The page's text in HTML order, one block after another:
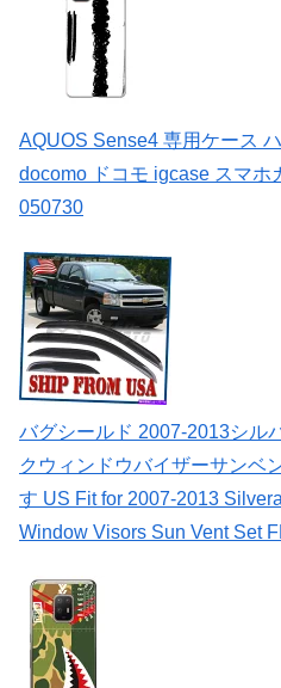
AQUOS Sense4 専用ケース
docomo ドコモ igcase スマホ
050730
バグシールド 2007-2013シル
クウィンドウバイザーサンベ
す US Fit for 2007-2013
Window Visors Sun Vent Set